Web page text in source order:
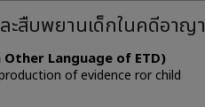
ะสืบพยานเด็กในคดีอาญา
Language of ETD)
of evidence ror child